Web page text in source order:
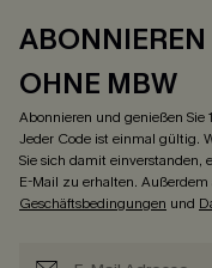
ABONNIEREN
OHNE MBW
Abonnieren und genießen Sie
Jeder Code ist einmal gültig.
Sie sich damit einverstanden,
E-Mail zu erhalten.
Geschäftsbedingungen und